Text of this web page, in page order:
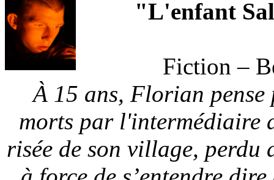
"L'enfant
Fiction –
À 15 ans, Florian
morts par l'intermédiaire
risée de son village, perdu